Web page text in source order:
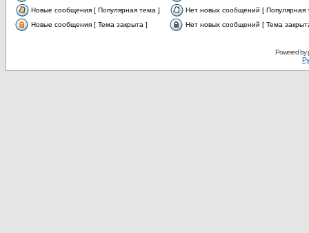
Новые сообщения [ Популярная тема ]
Нет новых сообщений [ Популярная
Новые сообщения [ Тема закрыта ]
Нет новых сообщений [ Тема
Powered by